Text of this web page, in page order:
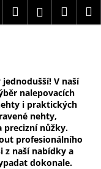
HledatPřihlášení
V naší
nalepovacích
i praktických
nehty,
precizní nůžky.
profesionálního
z naší nabídky a
dokonale.